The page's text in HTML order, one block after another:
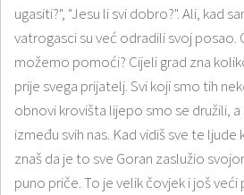
ugasiti?", "Jesu li svi dobro?". Ali, kad
vatrogasci su već odradili svoj posao.
možemo pomoći? Cijeli grad zna
prije svega prijatelj. Svi koji smo tih
obnovi krovišta lijepo smo se družili, a
između svih nas. Kad vidiš sve te
znaš da je to sve Goran zaslužio
puno priče. To je velik čovjek i još